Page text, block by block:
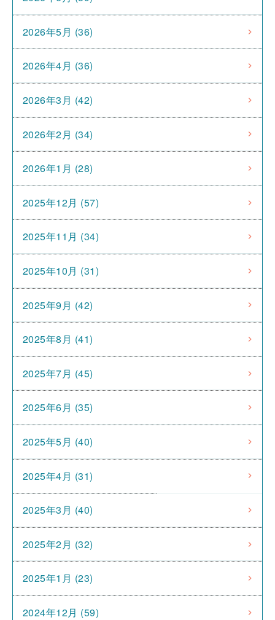
2026年5月 (36)
2026年4月 (36)
2026年3月 (42)
2026年2月 (34)
2026年1月 (28)
2025年12月 (57)
2025年11月 (34)
2025年10月 (31)
2025年9月 (42)
2025年8月 (41)
2025年7月 (45)
2025年6月 (35)
2025年5月 (40)
2025年4月 (31)
2025年3月 (40)
2025年2月 (32)
2025年1月 (23)
2024年12月 (59)